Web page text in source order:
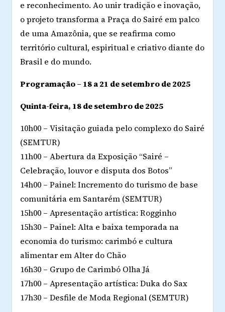
e reconhecimento. Ao unir tradição e inovação,
o projeto transforma a Praça do Sairé em palco
de uma Amazônia, que se reafirma como
território cultural, espiritual e criativo diante do
Brasil e do mundo.
Programação – 18 a 21 de setembro de 2025
Quinta-feira, 18 de setembro de 2025
10h00 – Visitação guiada pelo complexo do Sairé
(SEMTUR)
11h00 – Abertura da Exposição “Sairé –
Celebração, louvor e disputa dos Botos”
14h00 – Painel: Incremento do turismo de base
comunitária em Santarém (SEMTUR)
15h00 – Apresentação artística: Rogginho
15h30 – Painel: Alta e baixa temporada na
economia do turismo: carimbó e cultura
alimentar em Alter do Chão
16h30 – Grupo de Carimbó Olha Já
17h00 – Apresentação artística: Duka do Sax
17h30 – Desfile de Moda Regional (SEMTUR)